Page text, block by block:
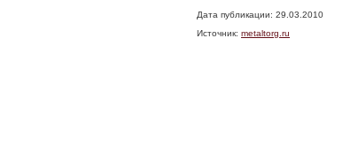
Дата публикации: 29.03.2010
Источник: metaltorg.ru